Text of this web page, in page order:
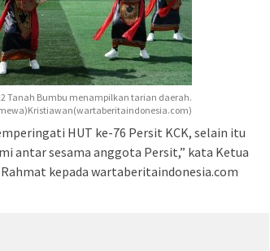
Tanah Bumbu menampilkan tarian daerah.
HUT ke-76 Persit KCK, selain itu
antar sesama anggota Persit,” kata Ketua
Rahmat kepada wartaberitaindonesia.com